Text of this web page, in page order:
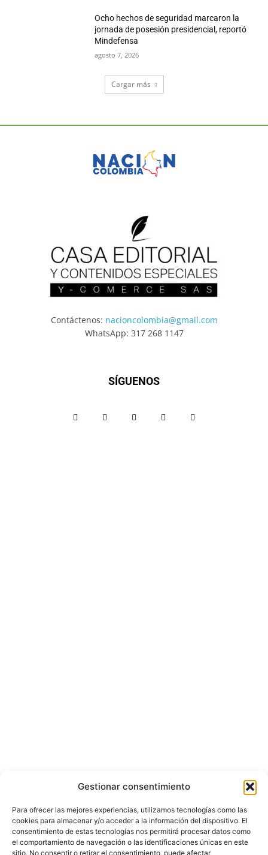
Gestionar consentimiento
Para ofrecer las mejores experiencias, utilizamos tecnologías como las
cookies para almacenar y/o acceder a la información del dispositivo. El
consentimiento de estas tecnologías nos permitirá procesar datos como
el comportamiento de navegación o las identificaciones únicas en este
sitio. No consentir o retirar el consentimiento, puede afectar
Ocho hechos de seguridad marcaron la
jornada de posesión presidencial, reportó
Mindefensa
agosto 7, 2026
Cargar más
Contáctenos: nacioncolombia@gmail.com
WhatsApp: 317 268 1147
SÍGUENOS